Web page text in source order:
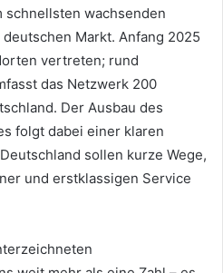
schnellsten wachsenden
Markt. Anfang 2025
vertreten; rund
das Netzwerk 200
Der Ausbau des
folgt dabei einer klaren
sollen kurze Wege,
und erstklassigen Service